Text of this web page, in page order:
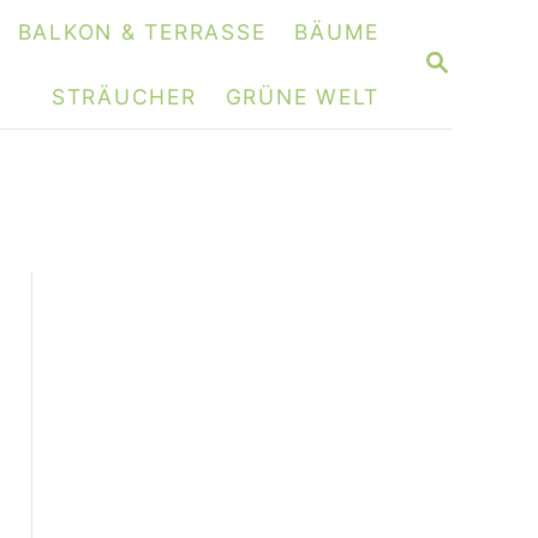
S
R
BALKON & TERRASSE BÄUME
STRÄUCHER GRÜNE WELT